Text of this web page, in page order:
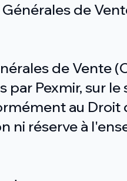
de
de Vente
Pexmir, sur
au
ni réserve à